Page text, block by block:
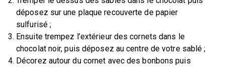
déposez sur une plaque recouverte de papier
sulfurisé ;
Ensuite trempez l’extérieur des cornets dans le
chocolat noir, puis déposez au centre de votre sablé ;
Décorez autour du cornet avec des bonbons puis